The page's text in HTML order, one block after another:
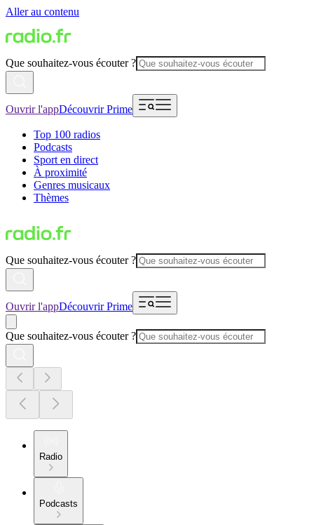
Aller au contenu
Que souhaitez-vous écouter ?
Ouvrir l'appDécouvrir Prime
Top 100 radios
Podcasts
Sport en direct
À proximité
Genres musicaux
Thèmes
Que souhaitez-vous écouter ?
Ouvrir l'appDécouvrir Prime
Que souhaitez-vous écouter ?
Radio
Podcasts